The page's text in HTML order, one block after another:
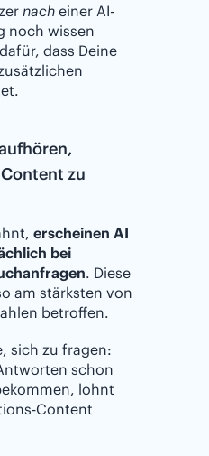
nach einer AI-
noch wissen
dass Deine
zu
erscheinen AI
bei
. Diese
am stärksten von
betroffen.
sich zu fragen:
schon
lohnt
Content